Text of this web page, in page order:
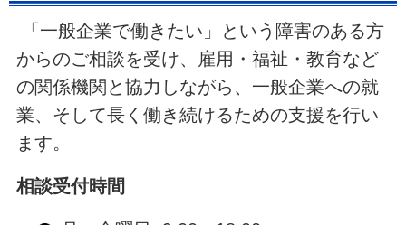
「一般企業で働きたい」という障害のある方
からのご相談を受け、雇用・福祉・教育など
の関係機関と協力しながら、一般企業への就
業、そして長く働き続けるための支援を行い
ます。
相談受付時間